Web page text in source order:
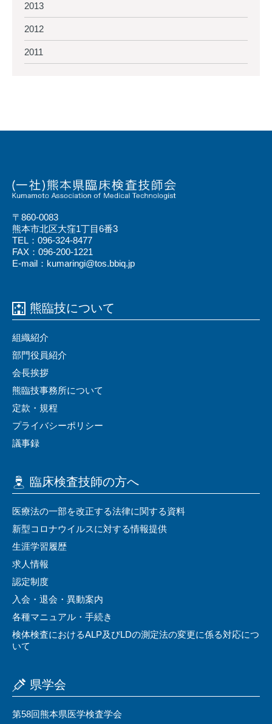
2013
2012
2011
〒860-0083
熊本市北区大窪1丁目6番3
TEL：096-324-8477
FAX：096-200-1221
E-mail：kumaringi@tos.bbiq.jp
熊臨技について
組織紹介
部門役員紹介
会⻑挨拶
熊臨技事務所について
定款・規程
プライバシーポリシー
議事録
臨床検査技師の⽅へ
医療法の⼀部を改正する法律に関する資料
新型コロナウイルスに対する情報提供
⽣涯学習履歴
求⼈情報
認定制度
⼊会・退会・異動案内
各種マニュアル・⼿続き
検体検査におけるALP及びLDの測定法の変更に係る対応につ
いて
県学会
第58回熊本県医学検査学会